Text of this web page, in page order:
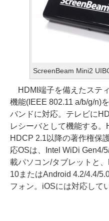
ScreenBeam Mini2
HDMI端子を備えたステ
機能(IEEE 802.11 a/b/g/n)
バンドに対応。テレビに
レシーバとして機能する。
HDCP 2.1以降の著作権保
応OSは、Intel WiDi Gen4/
載パソコン/タブレットと
10またはAndroid 4.2/4.4/
フォン。iOSには対応して